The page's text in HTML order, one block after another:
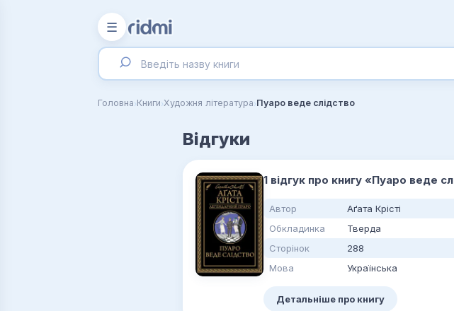
☰
Головна›Книги›Художня література›Пуаро веде слідство
Відгуки
1 відгук про книгу «Пуаро веде
Автор
Аґата Крісті
Обкладинка
Тверда
Сторінок
288
Мова
Українська
Детальніше про книгу